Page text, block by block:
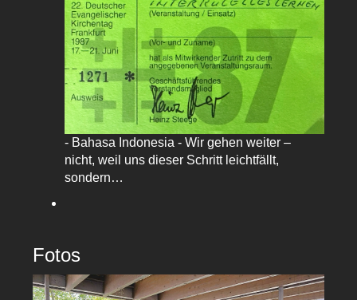
- Bahasa Indonesia - Wir gehen weiter –
nicht, weil uns dieser Schritt leichtfällt,
sondern…
Fotos